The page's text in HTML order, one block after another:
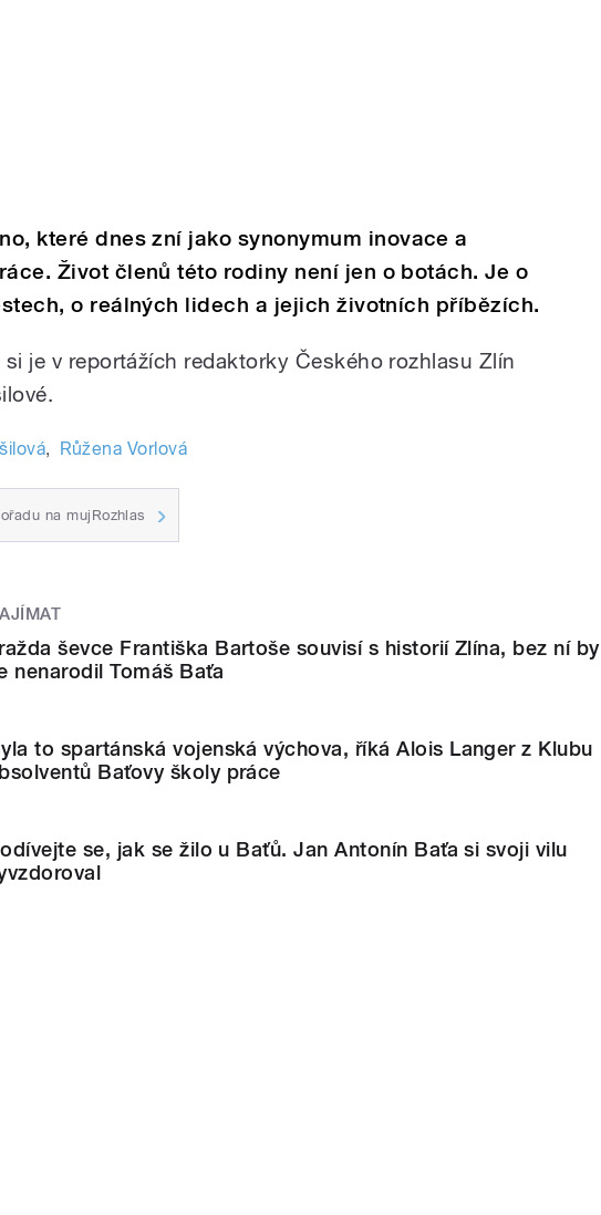
které dnes zní jako synonymum inovace a
Život členů této rodiny není jen o botách. Je o
o reálných lidech a jejich životních příbězích.
si je v reportážích redaktorky Českého rozhlasu Zlín
, Růžena Vorlová
na mujRozhlas
ševce Františka Bartoše souvisí s historií Zlína, bez ní by
nenarodil Tomáš Baťa
to spartánská vojenská výchova, říká Alois Langer z Klubu
Baťovy školy práce
se, jak se žilo u Baťů. Jan Antonín Baťa si svoji vilu